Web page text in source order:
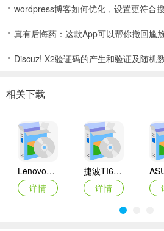
wordpress博客如何优化，设置更符合
真有后悔药：这款App可以帮你撤回尴
Discuz! X2验证码的产生和验证及随机
相关下载
Lenovo联想 Ideapad Z465/Z565系列笔记本 声卡驱动
详情
捷波TI61AG-A主板BIOS
详情